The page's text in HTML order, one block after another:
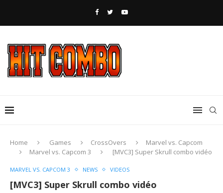
Home Games CrossOvers
Marvel vs. Capcom
Marvel vs. Capcom 3
[MVC3] Super Skrull combo vidéo
MARVEL VS. CAPCOM 3 NEWS VIDEOS
[MVC3] Super Skrull combo vidéo